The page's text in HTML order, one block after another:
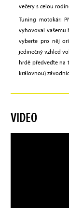
večery s celou
Tuning motokár:
vyhovoval vašemu
vyberte pro něj
jedinečný vzhled
hrdě předveďte na
královnou)
VIDEO